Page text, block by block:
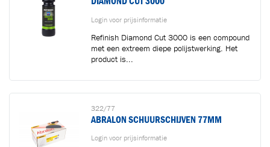
Login voor prijsinformatie
Refinish Diamond Cut 3000 is een compound
met een extreem diepe polijstwerking. Het
product is...
322/77
ABRALON SCHUURSCHIJVEN 77MM
Login voor prijsinformatie